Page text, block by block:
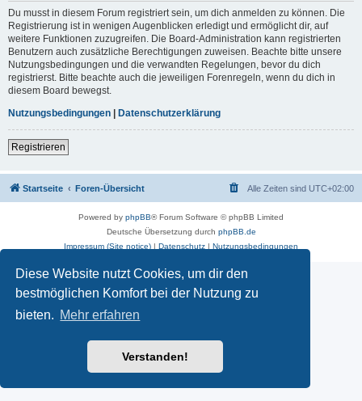
Diese Website nutzt Cookies, um dir den
bestmöglichen Komfort bei der Nutzung zu
bieten. Mehr erfahren
Verstanden!
Du musst in diesem Forum registriert sein, um dich anmelden zu können. Die
Registrierung ist in wenigen Augenblicken erledigt und ermöglicht dir, auf
weitere Funktionen zuzugreifen. Die Board-Administration kann registrierten
Benutzern auch zusätzliche Berechtigungen zuweisen. Beachte bitte unsere
Nutzungsbedingungen und die verwandten Regelungen, bevor du dich
registrierst. Bitte beachte auch die jeweiligen Forenregeln, wenn du dich in
diesem Board bewegst.
Nutzungsbedingungen | Datenschutzerklärung
Registrieren
Startseite Foren-Übersicht Alle Zeiten sind UTC+02:00
Powered by phpBB® Forum Software © phpBB Limited
Deutsche Übersetzung durch phpBB.de
Impressum (Site notice) | Datenschutz | Nutzungsbedingungen